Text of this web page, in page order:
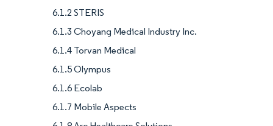
6.1.2 STERIS
6.1.3 Choyang Medical Industry Inc.
6.1.4 Torvan Medical
6.1.5 Olympus
6.1.6 Ecolab
6.1.7 Mobile Aspects